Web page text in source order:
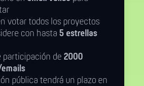
votar todos los proyectos
con hasta 5 estrellas
participación de 2000
pública tendrá un plazo en